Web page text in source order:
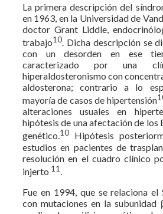
La primera descripción del
en 1963, en la Universidad de
doctor Grant Liddle,
trabajo10. Dicha descripción se
con un desorden en ese
caracterizado por una
hiperaldosteronismo con
aldosterona; contrario a lo
mayoría de casos de hipertensión
alteraciones usuales en
hipótesis de una afectación de los
genético.10 Hipótesis
estudios en pacientes de
resolución en el cuadro clínico
injerto 11.
Fue en 1994, que se relaciona el
con mutaciones en la subunidad